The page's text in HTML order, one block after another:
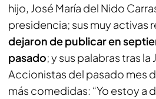
hijo, José María del Nido
presidencia; sus muy activas
dejaron de publicar en
pasado; y sus palabras tras la
Accionistas del pasado mes
más comedidas: “Yo estoy a